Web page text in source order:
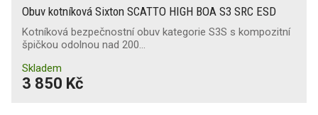
Obuv kotníková Sixton SCATTO HIGH BOA S3 SRC ESD
Kotníková bezpečnostní obuv kategorie S3S s kompozitní
špičkou odolnou nad 200…
Skladem
3 850 Kč